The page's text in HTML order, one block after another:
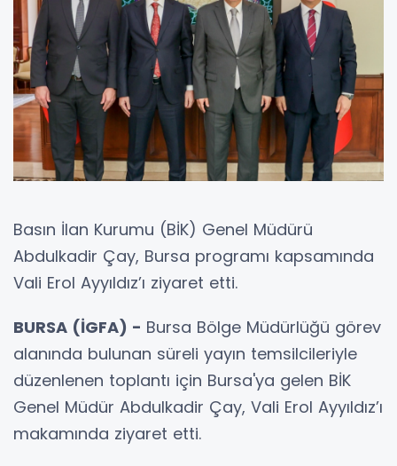
Basın İlan Kurumu (BİK) Genel Müdürü
Abdulkadir Çay, Bursa programı kapsamında
Vali Erol Ayyıldız’ı ziyaret etti.
BURSA (İGFA) - Bursa Bölge Müdürlüğü görev
alanında bulunan süreli yayın temsilcileriyle
düzenlenen toplantı için Bursa'ya gelen BİK
Genel Müdür Abdulkadir Çay, Vali Erol Ayyıldız’ı
makamında ziyaret etti.